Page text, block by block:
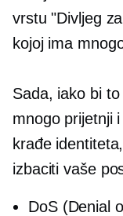
vrstu "Divljeg
kojoj ima
Sada, iako bi
mnogo prijetnji
krađe
izbaciti vaše
DoS (Denial